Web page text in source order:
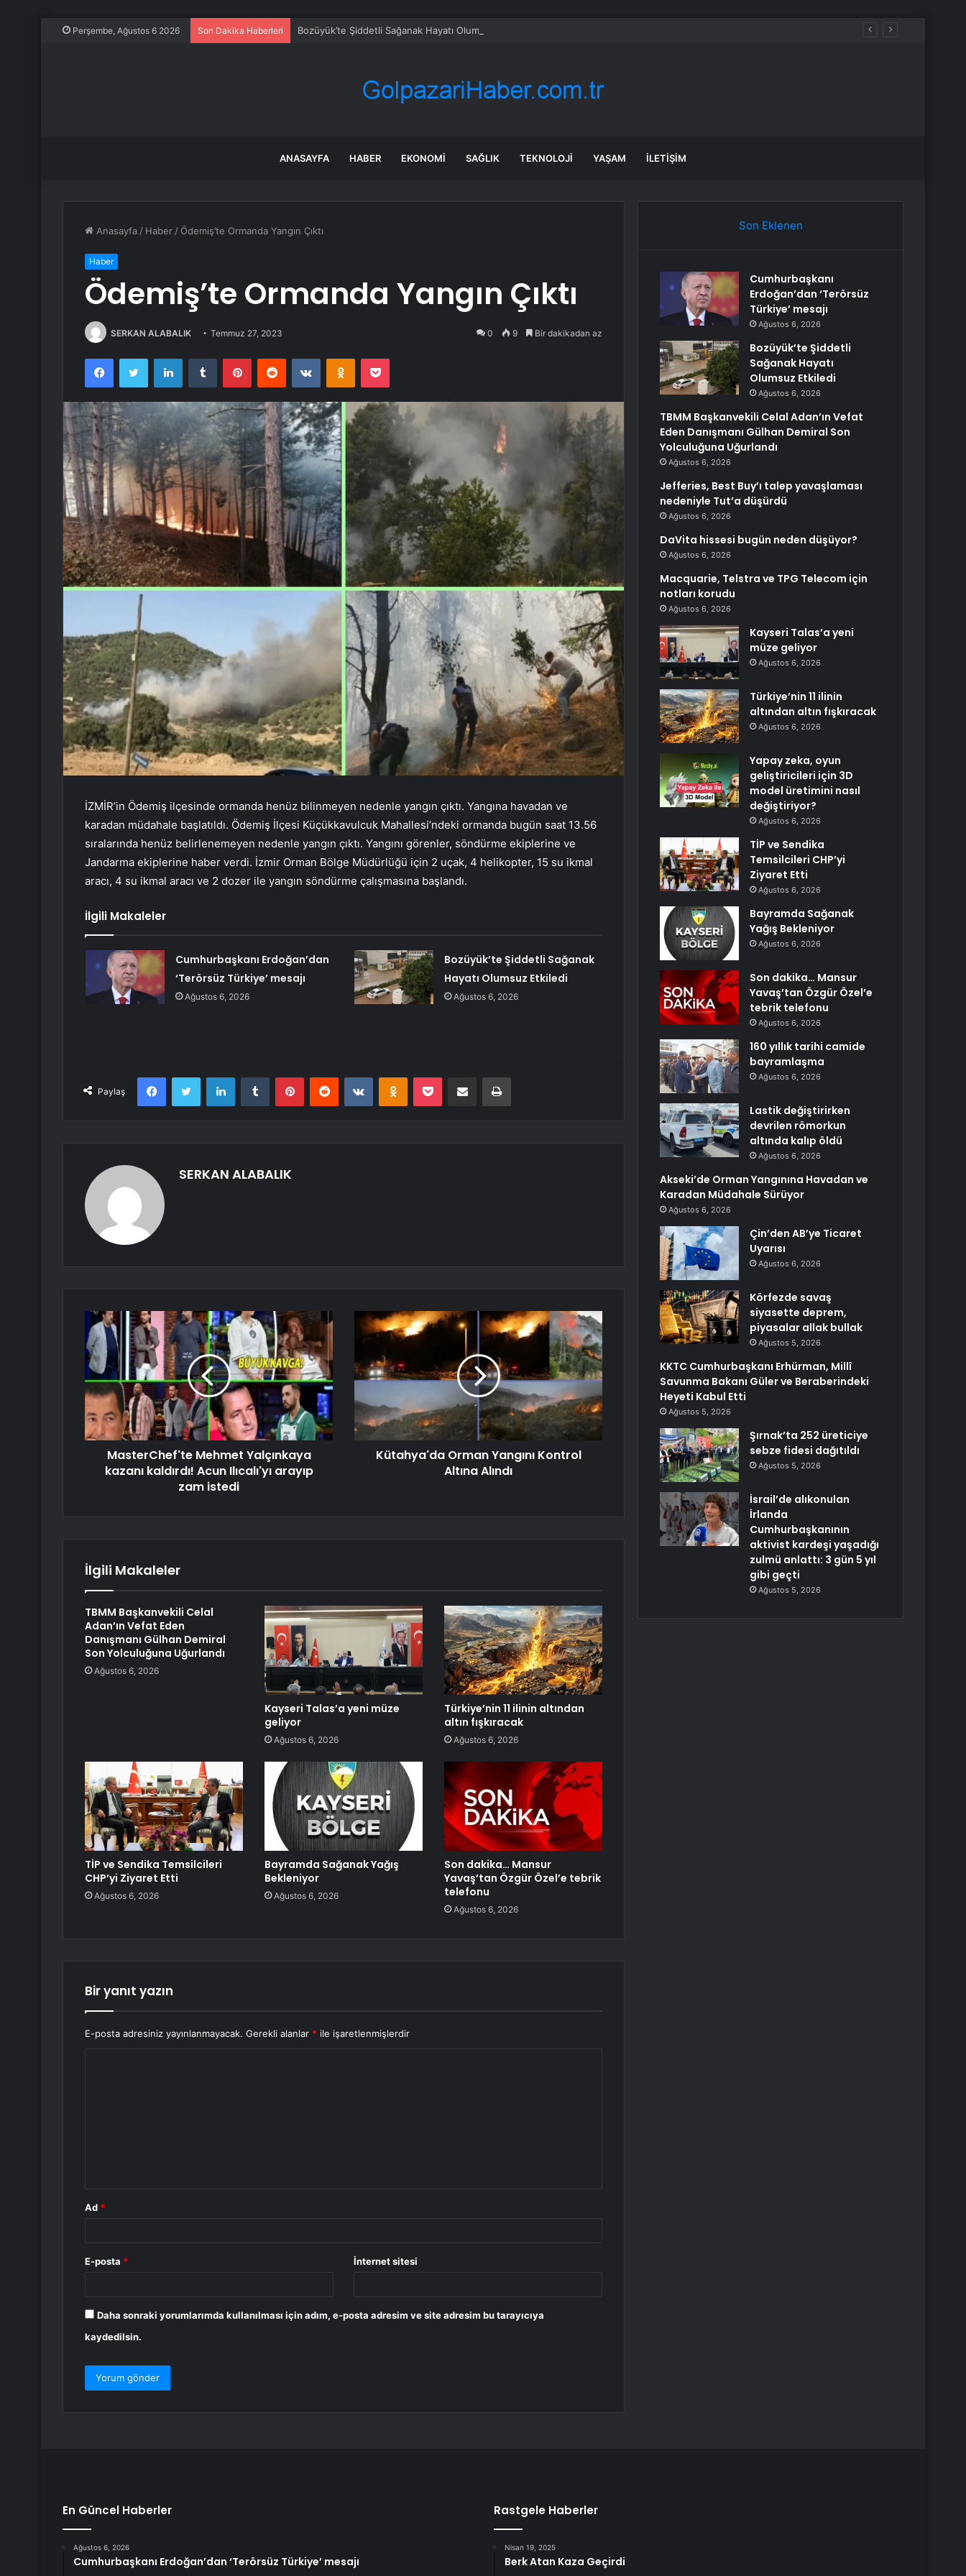
Perşembe, Ağustos 6 2026 Son Dakika Haberleri Bozüyük’te Şiddetli Sağanak Hayatı Olumsuz Etkiledi
ANASAYFA HABER EKONOMI SAĞLIK TEKNOLOJI YAŞAM İLETIŞIM
Anasayfa / Haber / Ödemiş’te Ormanda Yangın Çıktı
Haber
Ödemiş’te Ormanda Yangın Çıktı
SERKAN ALABALIK Temmuz 27, 2023 0 9 Bir dakikadan az
FacebookTwitter LinkedInTumblr PinterestReddit VKontakteOdnoklassniki
Pocket
İZMİR’in Ödemiş ilçesinde ormanda henüz bilinmeyen nedenle yangın çıktı. Yangına havadan ve
karadan müdahale başlatıldı. Ödemiş İlçesi Küçükkavulcuk Mahallesi’ndeki ormanda bugün saat 13.56
sıralarında henüz belirlenemeyen nedenle yangın çıktı. Yangını görenler, söndürme ekiplerine ve
Jandarma ekiplerine haber verdi. İzmir Orman Bölge Müdürlüğü için 2 uçak, 4 helikopter, 15 su ikmal
aracı, 4 su ikmal aracı ve 2 dozer ile yangın söndürme çalışmasına başlandı.
İlgili Makaleler
Cumhurbaşkanı Erdoğan’dan
‘Terörsüz Türkiye’ mesajı
Ağustos 6, 2026
Bozüyük’te Şiddetli Sağanak
Hayatı Olumsuz Etkiledi
Ağustos 6, 2026
Paylaş
FacebookTwitter LinkedInTumblr PinterestReddit VKontakteOdnoklassniki
Pocket E-Posta ile paylaş Yazdır
SERKAN ALABALIK
MasterChef'te Mehmet Yalçınkaya
kazanı kaldırdı! Acun Ilıcalı'yı arayıp
zam istedi
Kütahya'da Orman Yangını Kontrol
Altına Alındı
İlgili Makaleler
TBMM Başkanvekili Celal
Adan’ın Vefat Eden
Danışmanı Gülhan Demiral
Son Yolculuğuna Uğurlandı
Ağustos 6, 2026
Kayseri Talas’a yeni müze
geliyor
Ağustos 6, 2026
Türkiye’nin 11 ilinin altından
altın fışkıracak
Ağustos 6, 2026
TİP ve Sendika Temsilcileri
CHP’yi Ziyaret Etti
Ağustos 6, 2026
Bayramda Sağanak Yağış
Bekleniyor
Ağustos 6, 2026
Son dakika… Mansur
Yavaş’tan Özgür Özel’e tebrik
telefonu
Ağustos 6, 2026
Bir yanıt yazın
E-posta adresiniz yayınlanmayacak. Gerekli alanlar * ile işaretlenmişlerdir
Ad *
E-posta * İnternet sitesi
Daha sonraki yorumlarımda kullanılması için adım, e-posta adresim ve site adresim bu tarayıcıya
kaydedilsin.
Son Eklenen
Cumhurbaşkanı
Erdoğan’dan ‘Terörsüz
Türkiye’ mesajı
Ağustos 6, 2026
Bozüyük’te Şiddetli
Sağanak Hayatı
Olumsuz Etkiledi
Ağustos 6, 2026
TBMM Başkanvekili Celal Adan’ın Vefat
Eden Danışmanı Gülhan Demiral Son
Yolculuğuna Uğurlandı
Ağustos 6, 2026
Jefferies, Best Buy’ı talep yavaşlaması
nedeniyle Tut’a düşürdü
Ağustos 6, 2026
DaVita hissesi bugün neden düşüyor?
Ağustos 6, 2026
Macquarie, Telstra ve TPG Telecom için
notları korudu
Ağustos 6, 2026
Kayseri Talas’a yeni
müze geliyor
Ağustos 6, 2026
Türkiye’nin 11 ilinin
altından altın fışkıracak
Ağustos 6, 2026
Yapay zeka, oyun
geliştiricileri için 3D
model üretimini nasıl
değiştiriyor?
Ağustos 6, 2026
TİP ve Sendika
Temsilcileri CHP’yi
Ziyaret Etti
Ağustos 6, 2026
Bayramda Sağanak
Yağış Bekleniyor
Ağustos 6, 2026
Son dakika… Mansur
Yavaş’tan Özgür Özel’e
tebrik telefonu
Ağustos 6, 2026
160 yıllık tarihi camide
bayramlaşma
Ağustos 6, 2026
Lastik değiştirirken
devrilen römorkun
altında kalıp öldü
Ağustos 6, 2026
Akseki’de Orman Yangınına Havadan ve
Karadan Müdahale Sürüyor
Ağustos 6, 2026
Çin’den AB’ye Ticaret
Uyarısı
Ağustos 6, 2026
Körfezde savaş
siyasette deprem,
piyasalar allak bullak
Ağustos 5, 2026
KKTC Cumhurbaşkanı Erhürman, Millî
Savunma Bakanı Güler ve Beraberindeki
Heyeti Kabul Etti
Ağustos 5, 2026
Şırnak’ta 252 üreticiye
sebze fidesi dağıtıldı
Ağustos 5, 2026
İsrail’de alıkonulan
İrlanda
Cumhurbaşkanının
aktivist kardeşi yaşadığı
zulmü anlattı: 3 gün 5 yıl
gibi geçti
Ağustos 5, 2026
En Güncel Haberler
Ağustos 6, 2026
Cumhurbaşkanı Erdoğan’dan ‘Terörsüz Türkiye’ mesajı
Rastgele Haberler
Nisan 19, 2025
Berk Atan Kaza Geçirdi